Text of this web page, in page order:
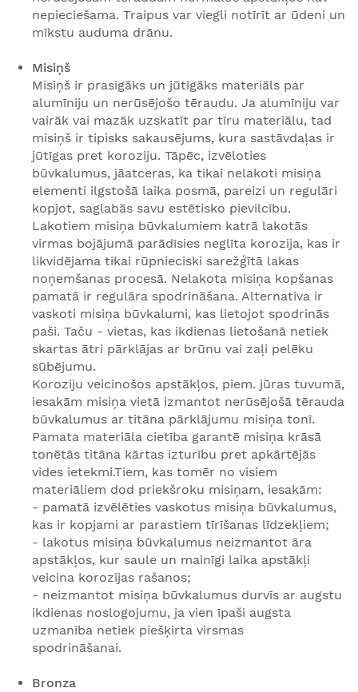
nepieciešama. Traipus var viegli notīrīt ar ūdeni un
mīkstu auduma drānu.
Misiņš
Misiņš ir prasīgāks un jūtīgāks materiāls par
alumīniju un nerūsējošo tēraudu. Ja alumīniju var
vairāk vai mazāk uzskatīt par tīru materiālu, tad
misiņš ir tipisks sakausējums, kura sastāvdaļas ir
jūtīgas pret koroziju. Tāpēc, izvēloties
būvkalumus, jāatceras, ka tikai nelakoti misiņa
elementi ilgstošā laika posmā, pareizi un regulāri
kopjot, saglabās savu estētisko pievilcību.
Lakotiem misiņa būvkalumiem katrā lakotās
virmas bojājumā parādīsies neglīta korozija, kas ir
likvidējama tikai rūpnieciski sarežģītā lakas
noņemšanas procesā. Nelakota misiņa kopšanas
pamatā ir regulāra spodrināšana. Alternatīva ir
vaskoti misiņa būvkalumi, kas lietojot spodrinās
paši. Taču - vietas, kas ikdienas lietošanā netiek
skartas ātri pārklājas ar brūnu vai zaļi pelēku
sūbējumu.
Koroziju veicinošos apstākļos, piem. jūras tuvumā,
iesakām misiņa vietā izmantot nerūsējošā tērauda
būvkalumus ar titāna pārklājumu misiņa tonī.
Pamata materiāla cietība garantē misiņa krāsā
tonētās titāna kārtas izturību pret apkārtējās
vides ietekmi.Tiem, kas tomēr no visiem
materiāliem dod priekšroku misiņam, iesakām:
- pamatā izvēlēties vaskotus misiņa būvkalumus,
kas ir kopjami ar parastiem tīrīšanas līdzekļiem;
- lakotus misiņa būvkalumus neizmantot āra
apstākļos, kur saule un mainīgi laika apstākļi
veicina korozijas rašanos;
- neizmantot misiņa būvkalumus durvīs ar augstu
ikdienas noslogojumu, ja vien īpaši augsta
uzmanība netiek piešķirta virsmas
spodrināšanai.
Bronza